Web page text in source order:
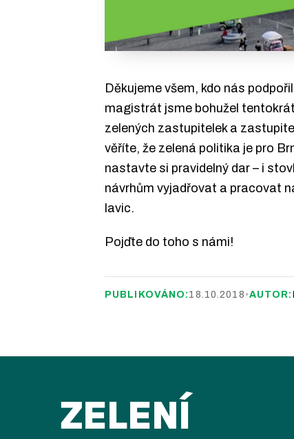
Děkujeme všem, kdo nás
magistrát jsme bohužel
zelených zastupitelek a
věříte, že zelená politika je pro
nastavte si pravidelný dar – i
návrhům vyjadřovat a pracovat
lavic.
Pojďte do toho s námi!
PUBLIKOVÁNO: 18.10.2018 •AUTOR:
ZELENÍ